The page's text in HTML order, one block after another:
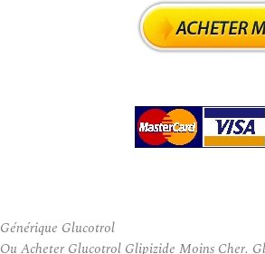
Générique Glucotrol
Ou Acheter Glucotrol Glipizide Moins Cher.